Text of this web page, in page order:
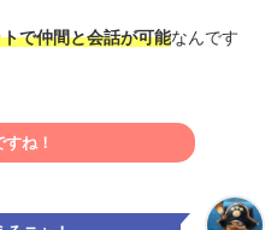
で仲間と会話が可能なんです
ね！